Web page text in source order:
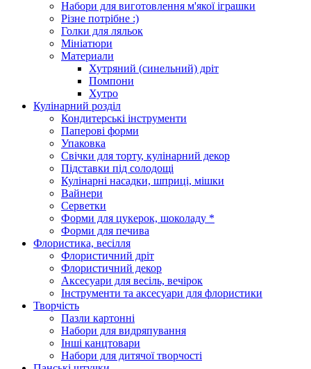
Набори для виготовлення м'якої іграшки
Різне потрібне :)
Голки для ляльок
Мініатюри
Материали
Хутряний (синельний) дріт
Помпони
Хутро
Кулінарний розділ
Кондитерські інструменти
Паперові форми
Упаковка
Свічки для торту, кулінарний декор
Підставки під солодощі
Кулінарні насадки, шприці, мішки
Вайнери
Серветки
Форми для цукерок, шоколаду *
Форми для печива
Флористика, весілля
Флористичний дріт
Флористичний декор
Аксесуари для весіль, вечірок
Інструменти та аксесуари для флористики
Творчість
Пазли картонні
Набори для видряпування
Інші канцтовари
Набори для дитячої творчості